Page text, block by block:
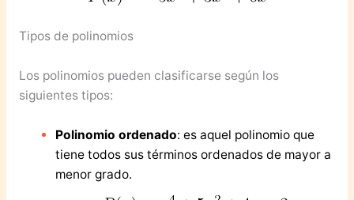
Tipos de polinomios
Los polinomios pueden clasificarse según los
siguientes tipos:
Polinomio ordenado: es aquel polinomio que
tiene todos sus términos ordenados de mayor a
menor grado.